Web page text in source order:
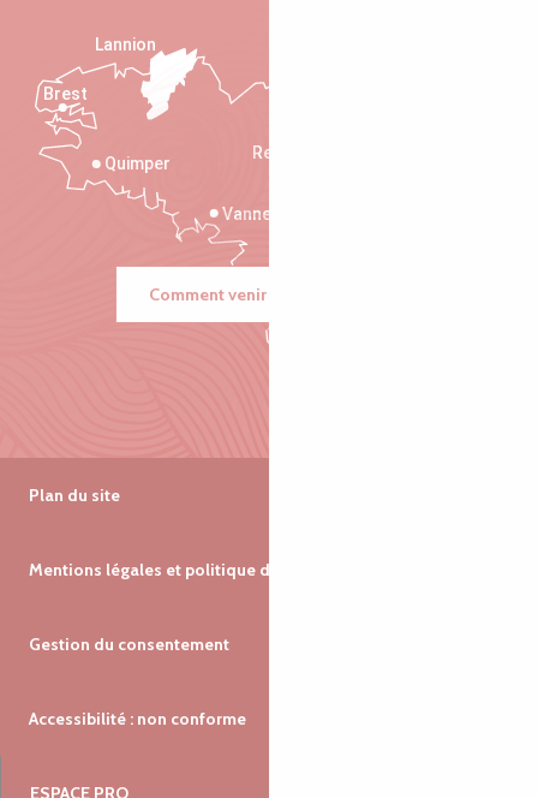
Rennes
Vannes
Quimper
Lannion
Brest
Comment venir ?
Plan du site
Mentions légales et politique de confidentialité
Gestion du consentement
Accessibilité : non conforme
ESPACE PRO